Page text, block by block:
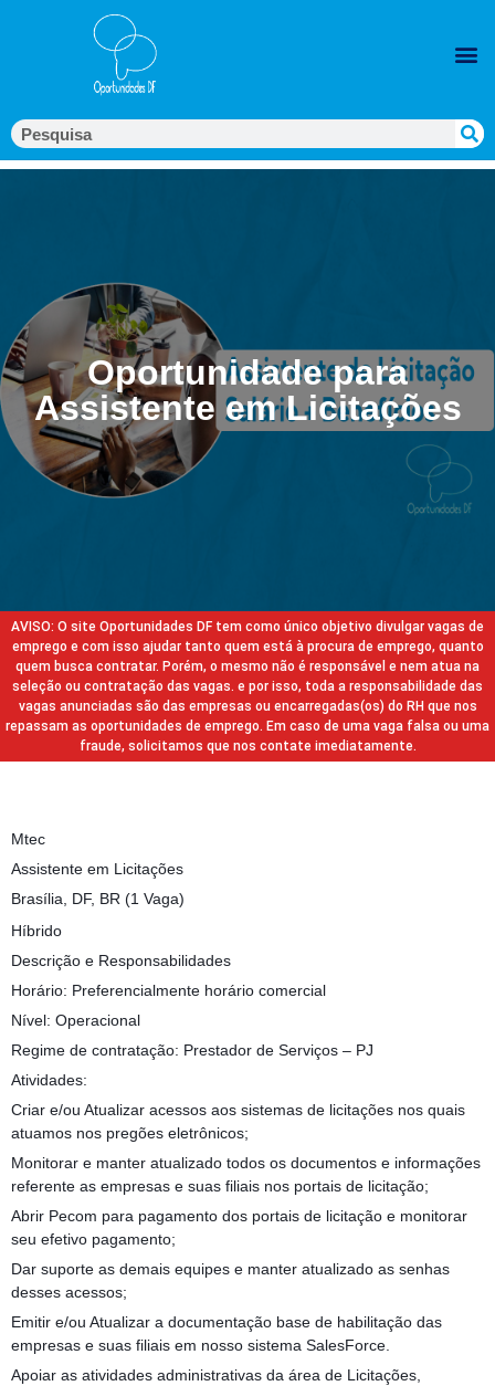
Oportunidade para
Assistente em Licitações
AVISO: O site Oportunidades DF tem como único objetivo divulgar vagas de
emprego e com isso ajudar tanto quem está à procura de emprego, quanto
quem busca contratar. Porém, o mesmo não é responsável e nem atua na
seleção ou contratação das vagas. e por isso, toda a responsabilidade das
vagas anunciadas são das empresas ou encarregadas(os) do RH que nos
repassam as oportunidades de emprego. Em caso de uma vaga falsa ou uma
fraude, solicitamos que nos contate imediatamente.
Mtec
Assistente em Licitações
Brasília, DF, BR (1 Vaga)
Híbrido
Descrição e Responsabilidades
Horário: Preferencialmente horário comercial
Nível: Operacional
Regime de contratação: Prestador de Serviços – PJ
Atividades:
Criar e/ou Atualizar acessos aos sistemas de licitações nos quais
atuamos nos pregões eletrônicos;
Monitorar e manter atualizado todos os documentos e informações
referente as empresas e suas filiais nos portais de licitação;
Abrir Pecom para pagamento dos portais de licitação e monitorar
seu efetivo pagamento;
Dar suporte as demais equipes e manter atualizado as senhas
desses acessos;
Emitir e/ou Atualizar a documentação base de habilitação das
empresas e suas filiais em nosso sistema SalesForce.
Apoiar as atividades administrativas da área de Licitações,